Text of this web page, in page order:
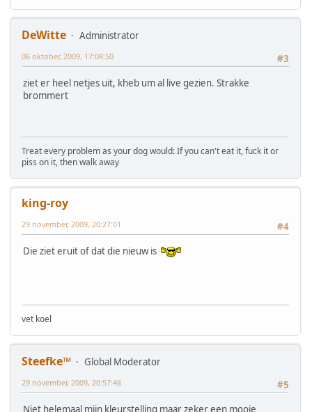
DeWitte
Administrator
#3
06 oktober, 2009, 17:08:50
ziet er heel netjes uit, kheb um al live gezien. Strakke
brommert
Treat every problem as your dog would: If you can't eat it, fuck it or
piss on it, then walk away
king-roy
#4
29 november, 2009, 20:27:01
Die ziet eruit of dat die nieuw is
vet koel
Steefke™
Global Moderator
#5
29 november, 2009, 20:57:48
Niet helemaal mijn kleurstelling maar zeker een mooie